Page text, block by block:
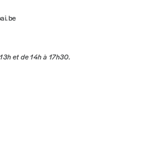
et de 14h à 17h30.